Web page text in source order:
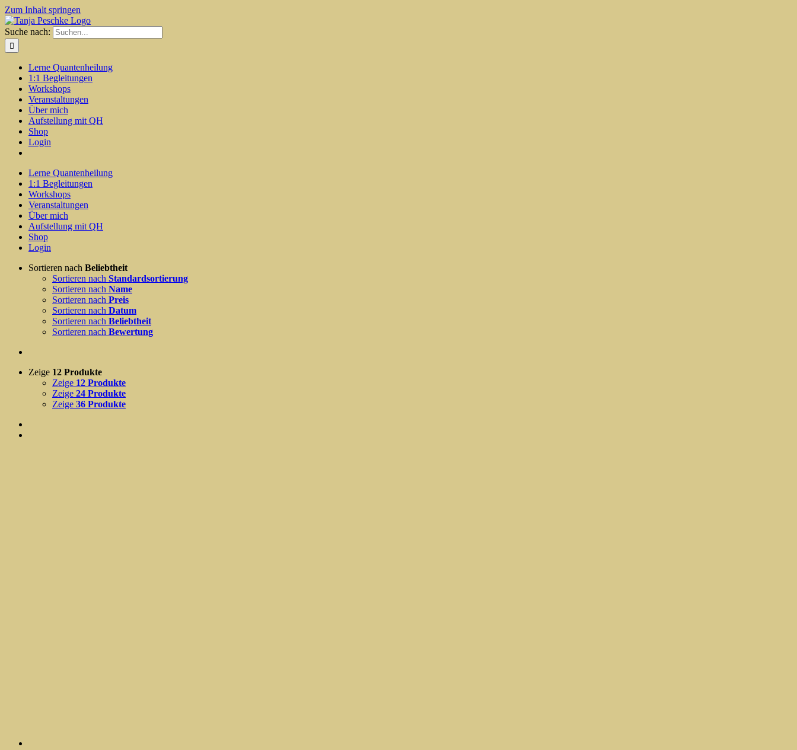
Zum Inhalt springen
Suche nach:
Lerne Quantenheilung
1:1 Begleitungen
Workshops
Veranstaltungen
Über mich
Aufstellung mit QH
Shop
Login
Lerne Quantenheilung
1:1 Begleitungen
Workshops
Veranstaltungen
Über mich
Aufstellung mit QH
Shop
Login
Sortieren nach Beliebtheit
Sortieren nach Standardsortierung
Sortieren nach Name
Sortieren nach Preis
Sortieren nach Datum
Sortieren nach Beliebtheit
Sortieren nach Bewertung
Zeige 12 Produkte
Zeige 12 Produkte
Zeige 24 Produkte
Zeige 36 Produkte